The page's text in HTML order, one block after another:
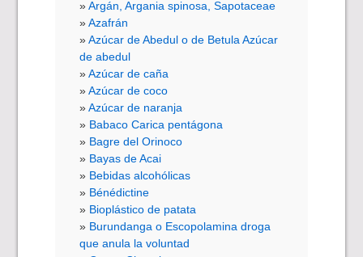
Argán, Argania spinosa, Sapotaceae
Azafrán
Azúcar de Abedul o de Betula Azúcar
de abedul
Azúcar de caña
Azúcar de coco
Azúcar de naranja
Babaco Carica pentágona
Bagre del Orinoco
Bayas de Acai
Bebidas alcohólicas
Bénédictine
Bioplástico de patata
Burundanga o Escopolamina droga
que anula la voluntad